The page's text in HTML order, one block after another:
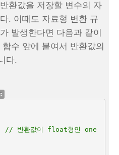
환값을 저장할 변수의 자
. 이때도 자료형 변환 규
발생한다면 다음과 같이
수 앞에 붙여서 반환값의
다.
// 반환값이 float형인 one